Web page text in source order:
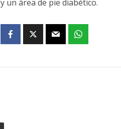
y un área de pie diabético.